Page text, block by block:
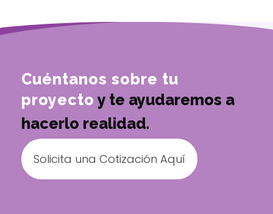
Cuéntanos sobre tu
proyecto y te ayudaremos a
hacerlo realidad.
Solicita una Cotización Aquí